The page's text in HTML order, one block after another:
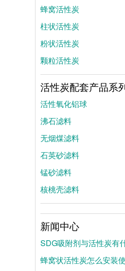
蜂窝活性炭
柱状活性炭
粉状活性炭
颗粒活性炭
活性炭配套产品系
活性氧化铝球
沸石滤料
无烟煤滤料
石英砂滤料
锰砂滤料
核桃壳滤料
新闻中心
SDG吸附剂与活性炭有什
2026-08-04
蜂窝状活性炭怎么安装使